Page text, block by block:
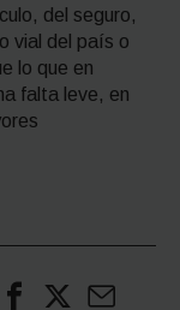
del seguro,
vial del país o
lo que en
falta leve, en